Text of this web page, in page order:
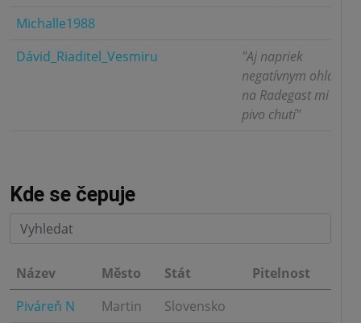
Michalle1988
Dávid_Riaditel_Vesmiru
"Aj napriek
negatívnym ohlasom
na Radegast mi toto
pivo chutí"
Kde se čepuje
Název Město Stát
Pitelnost
Piváreň N
Martin Slovensko